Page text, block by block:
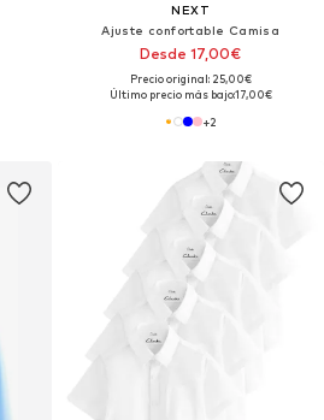
NEXT
Ajuste confortable Camisa
Desde 17,00€
Precio original: 25,00€
Último precio más bajo:17,00€
+2